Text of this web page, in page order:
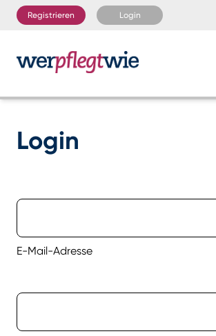
Registrieren Login
Login
E-Mail-Adresse